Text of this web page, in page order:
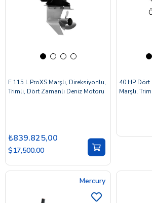
F 115 L ProXS Marşlı, Direksiyonlu,
Trimli, Dört Zamanlı Deniz Motoru
₺839.825,00
$17,500.00
40 HP Dört
Marşlı,
Mercury